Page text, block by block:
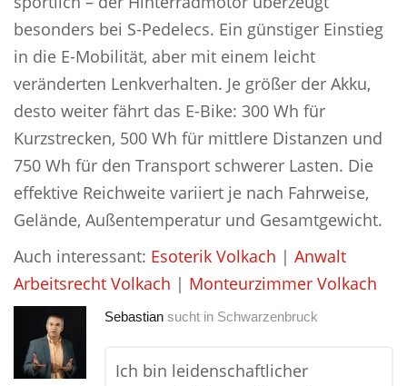
besonders bei S-Pedelecs. Ein günstiger Einstieg
in die E-Mobilität, aber mit einem leicht
veränderten Lenkverhalten. Je größer der Akku,
desto weiter fährt das E-Bike: 300 Wh für
Kurzstrecken, 500 Wh für mittlere Distanzen und
750 Wh für den Transport schwerer Lasten. Die
effektive Reichweite variiert je nach Fahrweise,
Gelände, Außentemperatur und Gesamtgewicht.
Auch interessant: Esoterik Volkach | Anwalt
Arbeitsrecht Volkach | Monteurzimmer Volkach
Sebastian sucht in Schwarzenbruck
Ich bin leidenschaftlicher